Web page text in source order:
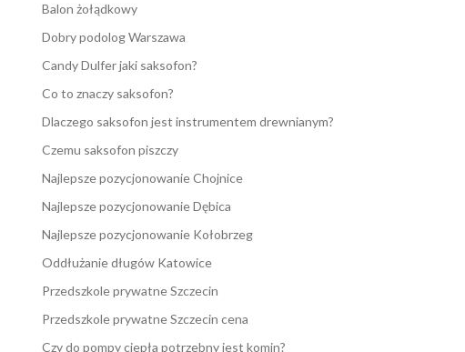
Balon żołądkowy
Dobry podolog Warszawa
Candy Dulfer jaki saksofon?
Co to znaczy saksofon?
Dlaczego saksofon jest instrumentem drewnianym?
Czemu saksofon piszczy
Najlepsze pozycjonowanie Chojnice
Najlepsze pozycjonowanie Dębica
Najlepsze pozycjonowanie Kołobrzeg
Oddłużanie długów Katowice
Przedszkole prywatne Szczecin
Przedszkole prywatne Szczecin cena
Czy do pompy ciepła potrzebny jest komin?